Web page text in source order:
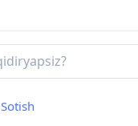
Sotish